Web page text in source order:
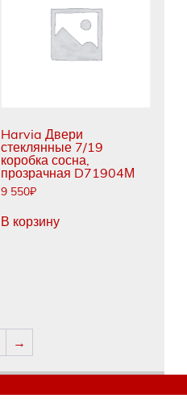
Harvia Двери
стеклянные 7/19
коробка сосна,
прозрачная D71904М
9 550₽
В корзину
→